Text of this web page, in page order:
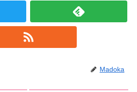
Madoka